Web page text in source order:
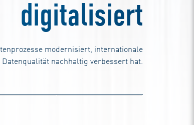
digitalisiert
modernisiert, internationale
nachhaltig verbessert hat.